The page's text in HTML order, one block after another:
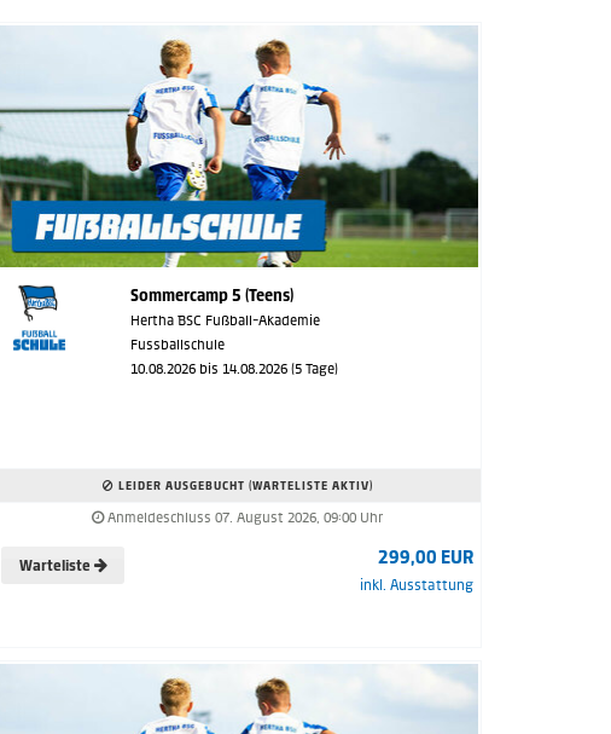
Sommercamp 5 (Teens)
Hertha BSC Fußball-Akademie
Fussballschule
10.08.2026 bis 14.08.2026 (5 Tage)
LEIDER AUSGEBUCHT (WARTELISTE AKTIV)
Anmeldeschluss 07. August 2026, 09:00 Uhr
Warteliste 299,00 EUR
inkl. Ausstattung